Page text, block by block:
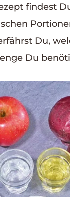
findest
Du,
Du